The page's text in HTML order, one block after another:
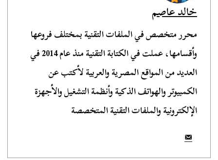
خالد عاصم
محرر متخصص في الملفات التقنية بمختلف فروعها
وأقسامها، عملت في الكتابة التقنية منذ عام 2014 في
العديد من المواقع المصرية والعربية لأكتب عن
الكمبيوتر والهواتف الذكية وأنظمة التشغيل والأجهزة
الإلكترونية والملفات التقنية المتخصصة